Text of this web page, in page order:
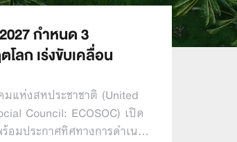
กำหนด 3
ลก เร่งขับเคลื่อน
แห่งสหประชาชาติ (United
Council: ECOSOC) เปิด
อมประกาศทิศทางการดำเน…